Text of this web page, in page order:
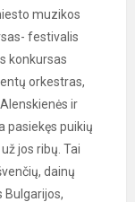
muzikos
festivalis
konkursas
orkestras,
ir
pasiekęs puikių
jos ribų. Tai
dainų
Bulgarijos,